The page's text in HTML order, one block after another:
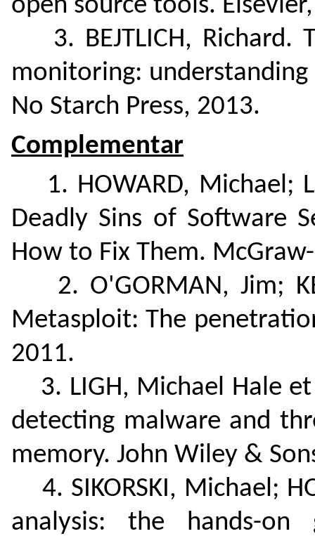
open source tools.
3. BEJTLICH, Richard.
monitoring:
No Starch Press, 2013.
Complementar
1. HOWARD, Michael;
Deadly Sins of Software
How to Fix Them.
2. O'GORMAN, Jim;
Metasploit: The
2011.
3. LIGH, Michael Hale
detecting malware and
memory. John Wiley &
4. SIKORSKI, Michael;
analysis: the hands-on